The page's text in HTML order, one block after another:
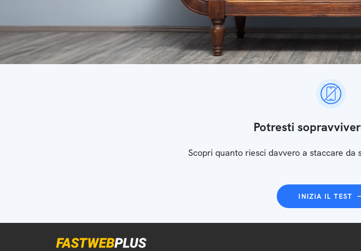
Potresti
Scopri quanto riesci davvero a staccare
INIZIA IL TEST